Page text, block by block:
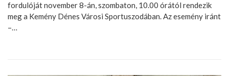
fordulóját november 8-án, szombaton, 10.00 órától rendezik
meg a Kemény Dénes Városi Sportuszodában. Az esemény iránt
–…